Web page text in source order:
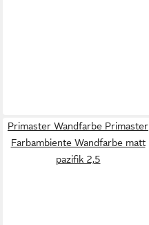
Primaster Wandfarbe Primaster
Farbambiente Wandfarbe matt
pazifik 2,5